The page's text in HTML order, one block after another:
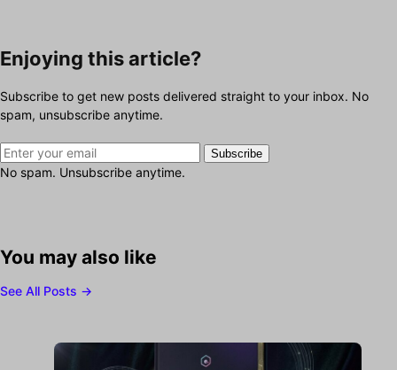
Enjoying this article?
Subscribe to get new posts delivered straight to your inbox. No
spam, unsubscribe anytime.
Subscribe
No spam. Unsubscribe anytime.
You may also like
See All Posts →